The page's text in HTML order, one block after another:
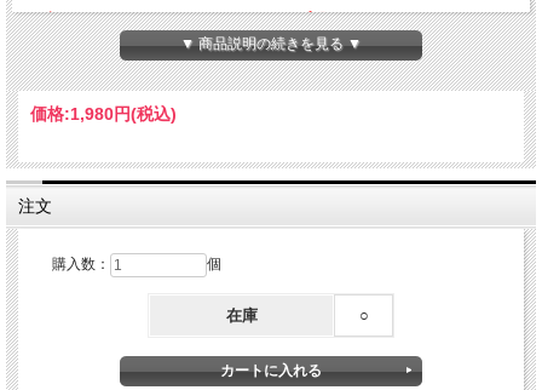
ギフトボックスはご利用いただけま
せん
おそらく日本一おいしい!?と思う「完熟もも酒」大好評発売中!!
早速、飲んでみました。こんなにおいしい桃のお酒、飲んだことありません。桃に
かぶりついたとき瑞々しい果汁がじゅわぁっと溢れ、口いっぱいに桃の甘みが広が
る、あの美味しさそのものです。当店スタッフも大絶賛です！
あった劣化、退色などの問題を一挙解決しました。桃を潰したり酒に漬け込んだり
せず、独自の製法で液化させることで、桃にストレスをかけることなくお酒を作る
ことができます。これにより品質が向上、安定し、フレッシュな桃の味わい・香り
を存分にご堪能いただけるようになりました。
ぜひ日本一美味いであろうこの「完熟もも酒」をご賞味ください。
▼ 商品説明の続きを見る ▼
価格:1,980円(税込)
注文
購入数： 個
在庫 ○